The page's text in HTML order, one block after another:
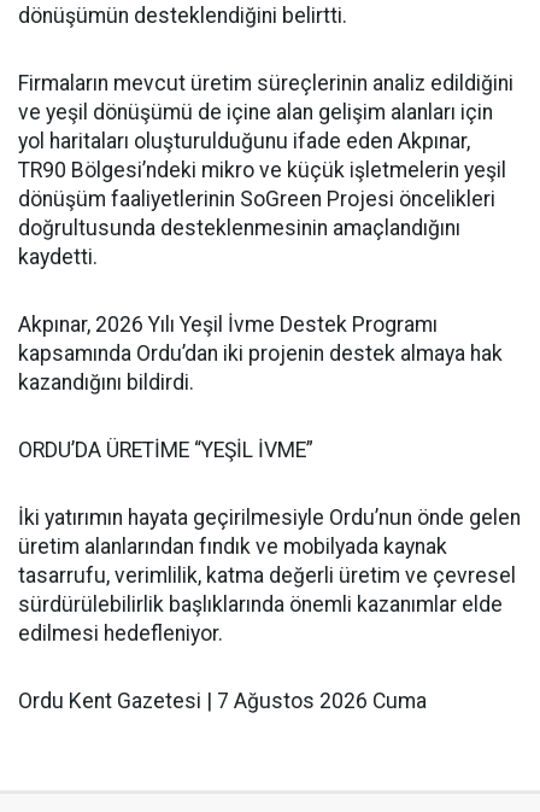
dönüşümün desteklendiğini belirtti.
Firmaların mevcut üretim süreçlerinin analiz edildiğini
ve yeşil dönüşümü de içine alan gelişim alanları için
yol haritaları oluşturulduğunu ifade eden Akpınar,
TR90 Bölgesi’ndeki mikro ve küçük işletmelerin yeşil
dönüşüm faaliyetlerinin SoGreen Projesi öncelikleri
doğrultusunda desteklenmesinin amaçlandığını
kaydetti.
Akpınar, 2026 Yılı Yeşil İvme Destek Programı
kapsamında Ordu’dan iki projenin destek almaya hak
kazandığını bildirdi.
ORDU’DA ÜRETİME “YEŞİL İVME”
İki yatırımın hayata geçirilmesiyle Ordu’nun önde gelen
üretim alanlarından fındık ve mobilyada kaynak
tasarrufu, verimlilik, katma değerli üretim ve çevresel
sürdürülebilirlik başlıklarında önemli kazanımlar elde
edilmesi hedefleniyor.
Ordu Kent Gazetesi | 7 Ağustos 2026 Cuma